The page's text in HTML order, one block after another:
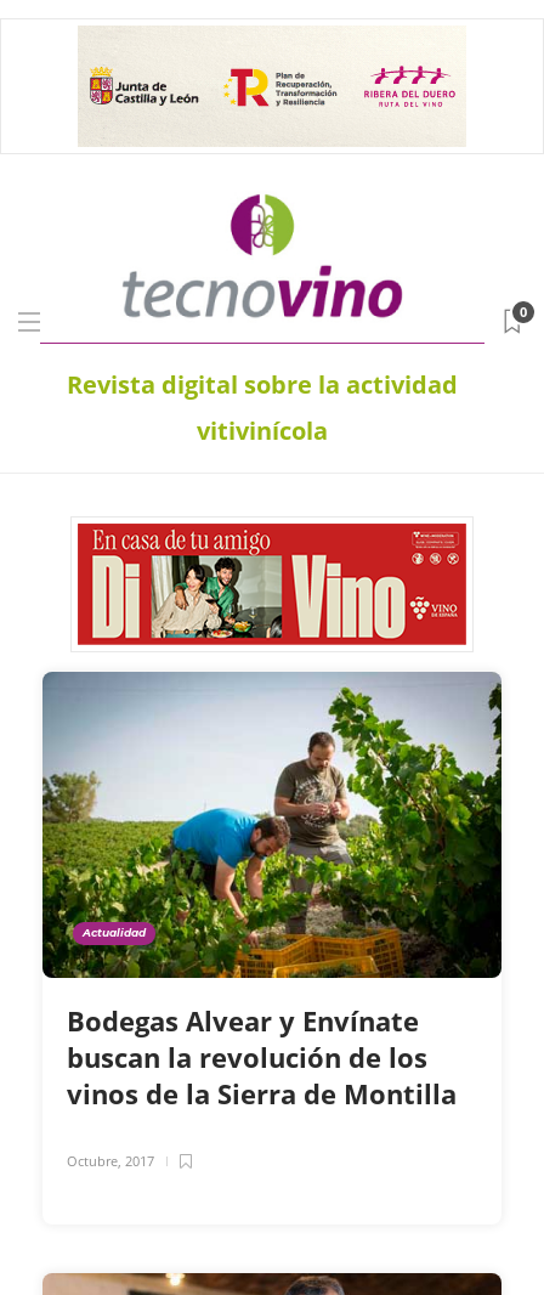
Revista digital sobre la actividad
vitivinícola
0
Actualidad
Bodegas Alvear y Envínate
buscan la revolución de los
vinos de la Sierra de Montilla
Octubre, 2017